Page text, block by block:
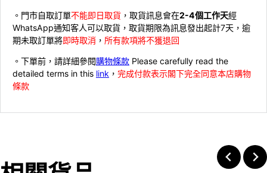
。門市自取訂單不能即日取貨 ，取貨訊息會在2-4個工作天經
WhatsApp通知客人可以取貨，取貨期限為訊息發出起計7天，逾
期未取訂單將即時取消 ， 所有款項將不獲退回
。下單前，請詳細參閱購物條款 Please carefully read the
detailed terms in this link ， 完成付款表示閣下完全同意本店購物
條款